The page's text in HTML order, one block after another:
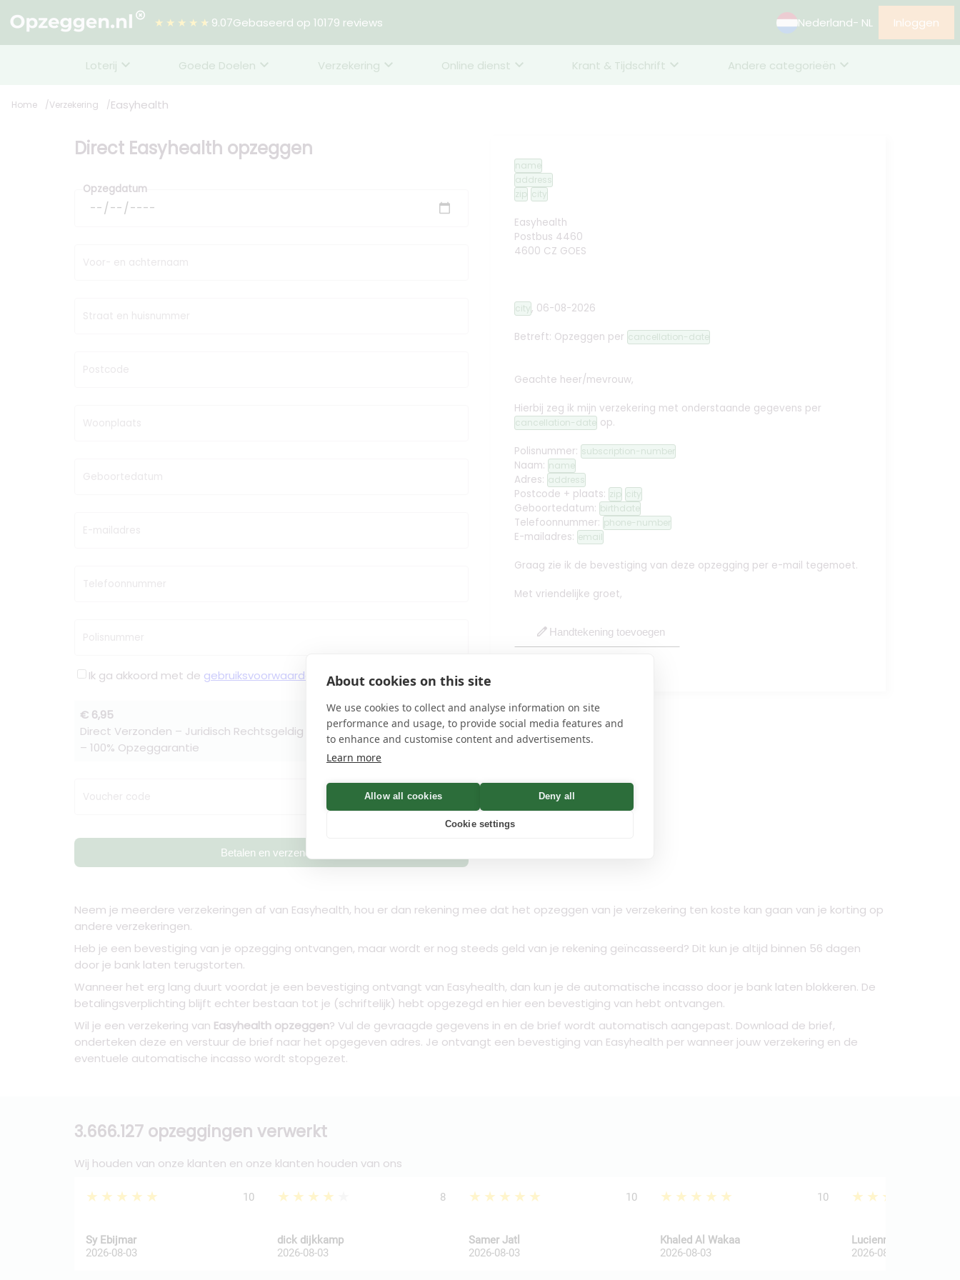
About cookies on this site
We use cookies to collect and analyse information on site
performance and usage, to provide social media features and
to enhance and customise content and advertisements.
Learn more
Allow all cookies Deny all
Cookie settings
★★★★★ 9.07Gebaseerd op 10179 reviews Nederland- NL Inloggen
Loterij Goede Doelen Verzekering Online dienst Krant & Tijdschrift Andere categorieën
Home Verzekering Easyhealth
Direct Easyhealth opzeggen
Opzegdatum
Voor- en achternaam
Straat en huisnummer
Postcode
Woonplaats
Geboortedatum
E-mailadres
Telefoonnummer
Polisnummer
Ik ga akkoord met de gebruiksvoorwaarden enprivacyvoorwaarden
€ 6,95
Direct Verzonden – Juridisch Rechtsgeldig – Bevestiging binnen Minuten
– 100% Opzeggarantie
Voucher code Controleren
Betalen en verzenden
name
address
zip city
Easyhealth
Postbus 4460
4600 CZ GOES
city, 06-08-2026
Betreft: Opzeggen per cancellation-date
Geachte heer/mevrouw,
Hierbij zeg ik mijn verzekering met onderstaande gegevens per
cancellation-date op.
Polisnummer: subscription-number
Naam: name
Adres: address
Postcode + plaats: zip city
Geboortedatum: birthdate
Telefoonnummer: phone-number
E-mailadres: email
Graag zie ik de bevestiging van deze opzegging per e-mail tegemoet.
Met vriendelijke groet,
edit Handtekening toevoegen
Neem je meerdere verzekeringen af van Easyhealth, hou er dan rekening mee dat het opzeggen van je verzekering ten koste kan gaan van je korting op
andere verzekeringen.
Heb je een bevestiging van je opzegging ontvangen, maar wordt er nog steeds geld van je rekening geïncasseerd? Dit kun je altijd binnen 56 dagen
door je bank laten terugstorten.
Wanneer het erg lang duurt voordat je een bevestiging ontvangt van Easyhealth, dan kun je de automatische incasso door je bank laten blokkeren. De
betalingsverplichting blijft echter bestaan tot je (schriftelijk) hebt opgezegd en hier een bevestiging van hebt ontvangen.
Wil je een verzekering van Easyhealth opzeggen? Vul de gevraagde gegevens in en de brief wordt automatisch aangepast. Download de brief,
onderteken deze en verstuur de brief naar het opgegeven adres. Je ontvangt een bevestiging van Easyhealth per wanneer jouw verzekering en de
eventuele automatische incasso wordt stopgezet.
3.666.127 opzeggingen verwerkt
Wij houden van onze klanten en onze klanten houden van ons
★★★★★ 10
Sy Ebijmar
2026-08-03
★★★★★ 8
dick dijkkamp
2026-08-03
★★★★★ 10
Samer Jatl
2026-08-03
★★★★★ 10
Khaled Al Wakaa
2026-08-03
★★★★★
Lucienne Van De Haar
2026-08-03